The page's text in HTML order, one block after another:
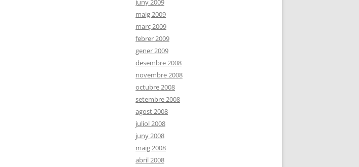
juny 2009
maig 2009
març 2009
febrer 2009
gener 2009
desembre 2008
novembre 2008
octubre 2008
setembre 2008
agost 2008
juliol 2008
juny 2008
maig 2008
abril 2008